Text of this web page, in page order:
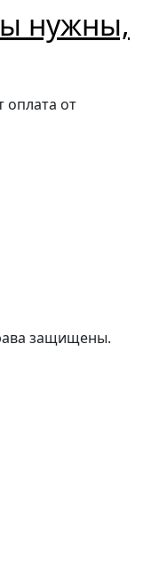
нужны,
оплата от
защищены.